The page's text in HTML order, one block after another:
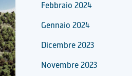
Febbraio 2024
Gennaio 2024
Dicembre 2023
Novembre 2023